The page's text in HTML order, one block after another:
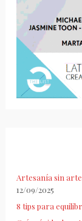
Artesanía sin
12/09/2025
8 tips para